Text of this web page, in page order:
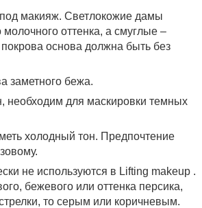
макияж. Светлокожие дамы
оттенка, а смуглые –
основа должна быть без
заметного бежа.
необходим для маскировки темных
холодный тон. Предпочтение
не используются в Lifting makeup .
бежевого или оттенка персика,
то серым или коричневым.